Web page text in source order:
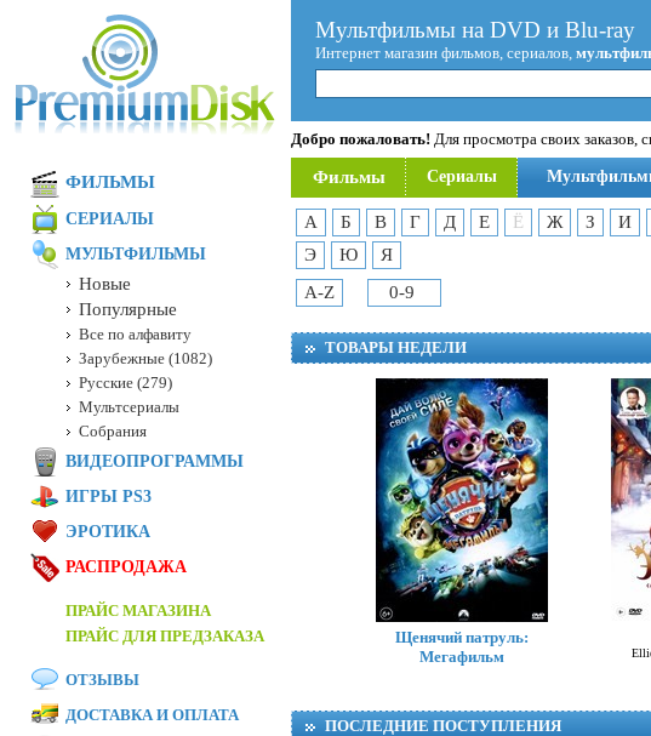
Мультфильмы на DVD и Blu-ray
Интернет магазин фильмов, сериалов,
Добро пожаловать! Для просмотра своих заказов,
Фильмы Сериалы
А Б В Г Д Е Ё Ж З И
Э
Ю
Я
A-Z
0-9
ТОВАРЫ НЕДЕЛИ
Щенячий патруль:
Мегафильм
ПОСЛЕДНИЕ ПОСТУПЛЕНИЯ
ФИЛЬМЫ
СЕРИАЛЫ
МУЛЬТФИЛЬМЫ
Новые
Популярные
Все по алфавиту
Зарубежные (1082)
Русские (279)
Мультсериалы
Собрания
ВИДЕОПРОГРАММЫ
ИГРЫ PS3
ЭРОТИКА
РАСПРОДАЖА
ПРАЙС МАГАЗИНА
ПРАЙС ДЛЯ ПРЕДЗАКАЗА
ОТЗЫВЫ
ДОСТАВКА И ОПЛАТА